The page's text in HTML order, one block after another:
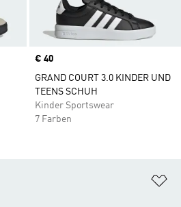
Price
€ 40
GRAND COURT 3.0 KINDER UND
TEENS SCHUH
Kinder Sportswear
7 Farben